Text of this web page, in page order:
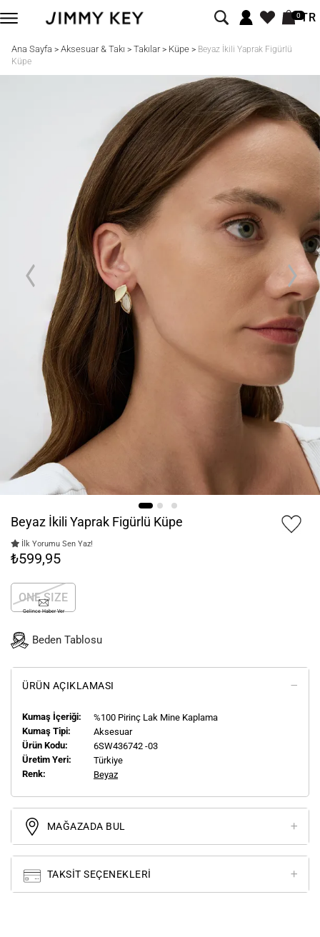
0TR
Ana Sayfa > Aksesuar & Takı > Takılar> Küpe> Beyaz İkili Yaprak Figürlü
Küpe
Beyaz İkili Yaprak Figürlü Küpe
İlk Yorumu Sen Yaz!
₺599,95
ONE SIZE
Gelince Haber Ver
Beden Tablosu
ÜRÜN AÇIKLAMASI
Kumaş İçeriği:
%100 Pirinç Lak Mine Kaplama
Kumaş Tipi:
Aksesuar
Ürün Kodu:
6SW436742 -03
Üretim Yeri:
Türkiye
Renk:
Beyaz
MAĞAZADA BUL
TAKSIT SEÇENEKLERI